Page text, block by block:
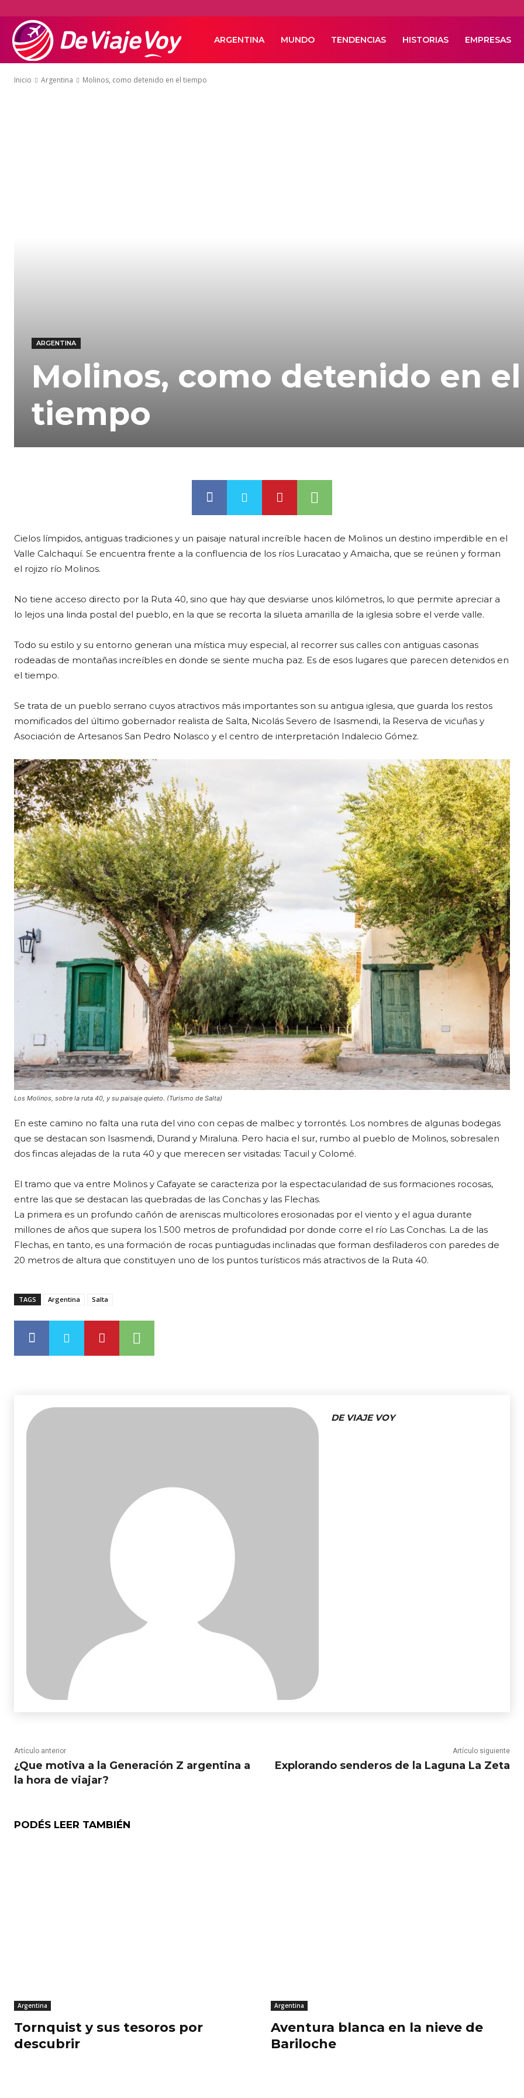
De
Viaje
ARGENTINA MUNDO TENDENCIAS HISTORIAS EMPRESAS
Inicio Argentina Molinos, como detenido en el tiempo
ARGENTINA
Molinos, como detenido en el
tiempo
Cielos límpidos, antiguas tradiciones y un paisaje natural increíble hacen de Molinos un destino imperdible en el
Valle Calchaquí. Se encuentra frente a la confluencia de los ríos Luracatao y Amaicha, que se reúnen y forman
el rojizo río Molinos.
No tiene acceso directo por la Ruta 40, sino que hay que desviarse unos kilómetros, lo que permite apreciar a
lo lejos una linda postal del pueblo, en la que se recorta la silueta amarilla de la iglesia sobre el verde valle.
Todo su estilo y su entorno generan una mística muy especial, al recorrer sus calles con antiguas casonas
rodeadas de montañas increíbles en donde se siente mucha paz. Es de esos lugares que parecen detenidos en
el tiempo.
Se trata de un pueblo serrano cuyos atractivos más importantes son su antigua iglesia, que guarda los restos
momificados del último gobernador realista de Salta, Nicolás Severo de Isasmendi, la Reserva de vicuñas y
Asociación de Artesanos San Pedro Nolasco y el centro de interpretación Indalecio Gómez.
Los Molinos, sobre la ruta 40, y su paisaje quieto. (Turismo de Salta)
En este camino no falta una ruta del vino con cepas de malbec y torrontés. Los nombres de algunas bodegas
que se destacan son Isasmendi, Durand y Miraluna. Pero hacia el sur, rumbo al pueblo de Molinos, sobresalen
dos fincas alejadas de la ruta 40 y que merecen ser visitadas: Tacuil y Colomé.
El tramo que va entre Molinos y Cafayate se caracteriza por la espectacularidad de sus formaciones rocosas,
entre las que se destacan las quebradas de las Conchas y las Flechas.
La primera es un profundo cañón de areniscas multicolores erosionadas por el viento y el agua durante
millones de años que supera los 1.500 metros de profundidad por donde corre el río Las Conchas. La de las
Flechas, en tanto, es una formación de rocas puntiagudas inclinadas que forman desfiladeros con paredes de
20 metros de altura que constituyen uno de los puntos turísticos más atractivos de la Ruta 40.
TAGS Argentina Salta
DE VIAJE VOY
Artículo anterior
¿Que motiva a la Generación Z argentina a
la hora de viajar?
Artículo siguiente
Explorando senderos de la Laguna La Zeta
PODÉS LEER TAMBIÉN
Argentina
Tornquist y sus tesoros por
descubrir
Argentina
Aventura blanca en la nieve de
Bariloche